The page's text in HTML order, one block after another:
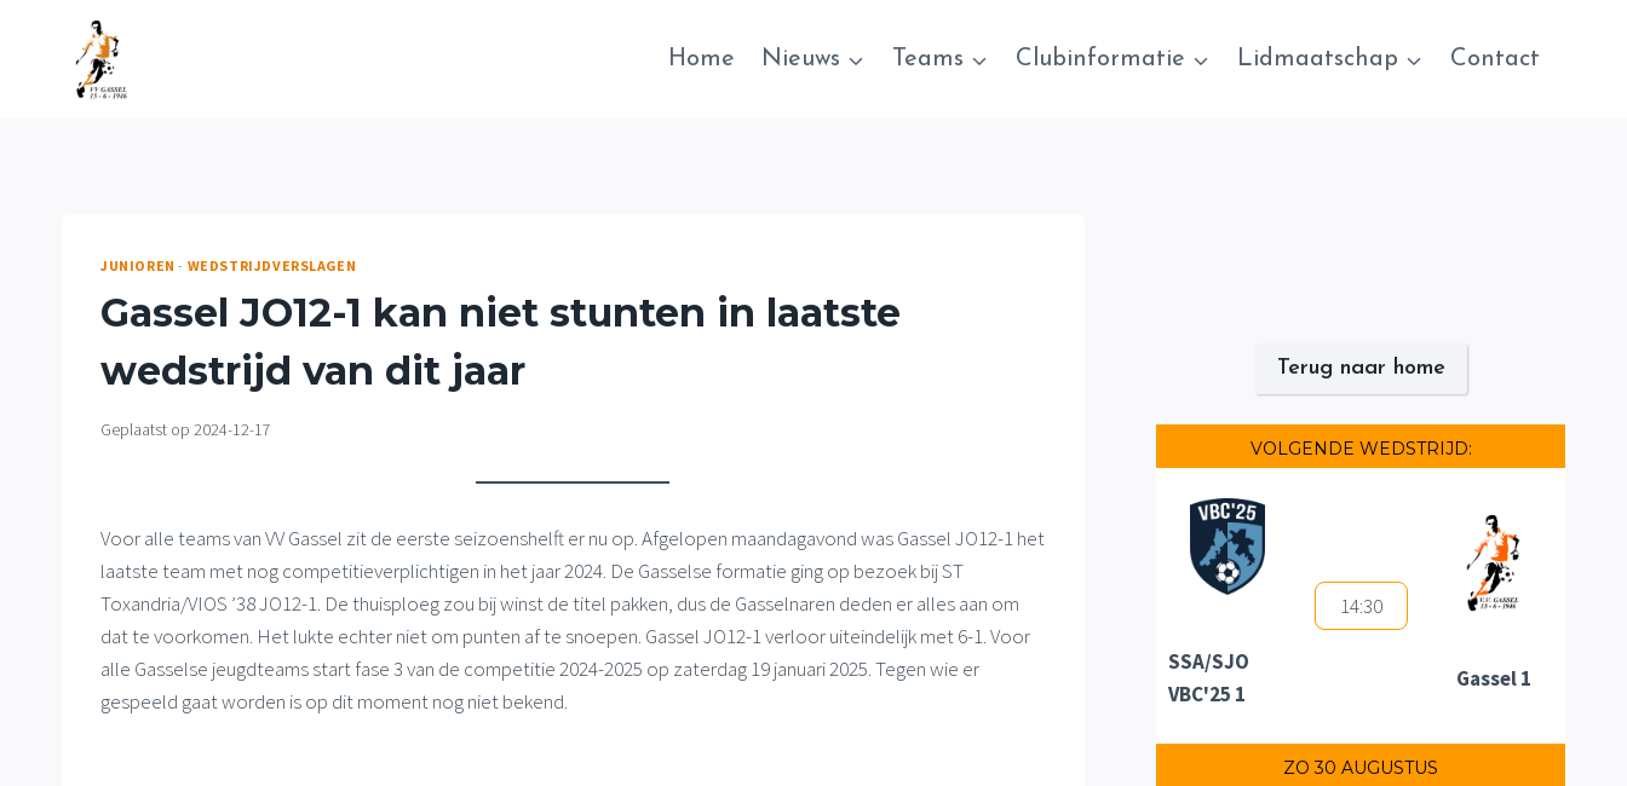
Home Nieuws Teams Clubinformatie Lidmaatschap Contact
JUNIOREN - WEDSTRIJDVERSLAGEN
Gassel JO12-1 kan niet stunten in laatste
wedstrijd van dit jaar
Geplaatst op 2024-12-17
Voor alle teams van VV Gassel zit de eerste seizoenshelft er nu op. Afgelopen maandagavond was Gassel JO12-1 het
laatste team met nog competitieverplichtigen in het jaar 2024. De Gasselse formatie ging op bezoek bij ST
Toxandria/VIOS ’38 JO12-1. De thuisploeg zou bij winst de titel pakken, dus de Gasselnaren deden er alles aan om
dat te voorkomen. Het lukte echter niet om punten af te snoepen. Gassel JO12-1 verloor uiteindelijk met 6-1. Voor
alle Gasselse jeugdteams start fase 3 van de competitie 2024-2025 op zaterdag 19 januari 2025. Tegen wie er
gespeeld gaat worden is op dit moment nog niet bekend.
Terug naar home
VOLGENDE WEDSTRIJD:
SSA/SJO
VBC'25 1
14:30
Gassel 1
ZO 30 AUGUSTUS